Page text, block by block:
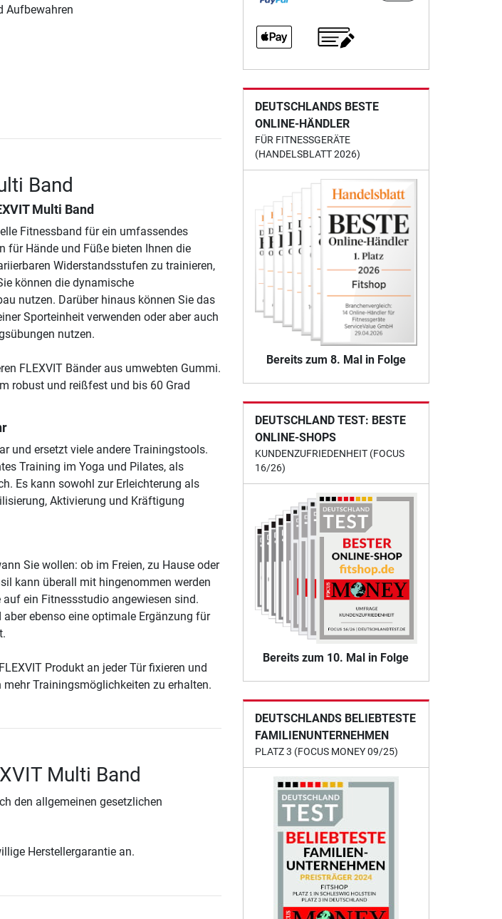
Aufbewahren
Band
Multi Band
Fitnessband für ein umfassendes
für Hände und Füße bieten Ihnen die
Widerstandsstufen zu trainieren,
können die dynamische
nutzen. Darüber hinaus können Sie das
Sporteinheit verwenden oder aber auch
nutzen.
FLEXVIT Bänder aus umwebten Gummi.
robust und reißfest und bis 60 Grad
und ersetzt viele andere Trainingstools.
Training im Yoga und Pilates, als
Es kann sowohl zur Erleichterung als
Aktivierung und Kräftigung
Sie wollen: ob im Freien, zu Hause oder
kann überall mit hingenommen werden
ein Fitnessstudio angewiesen sind.
ebenso eine optimale Ergänzung für
Produkt an jeder Tür fixieren und
Trainingsmöglichkeiten zu erhalten.
Multi Band
den allgemeinen gesetzlichen
Herstellergarantie an.
DEUTSCHLANDS BESTE
ONLINE-HÄNDLER
FÜR FITNESSGERÄTE
(HANDELSBLATT 2026)
Bereits zum 8. Mal in Folge
DEUTSCHLAND TEST: BESTE
ONLINE-SHOPS
KUNDENZUFRIEDENHEIT (FOCUS
16/26)
Bereits zum 10. Mal in Folge
DEUTSCHLANDS BELIEBTESTE
FAMILIENUNTERNEHMEN
PLATZ 3 (FOCUS MONEY 09/25)